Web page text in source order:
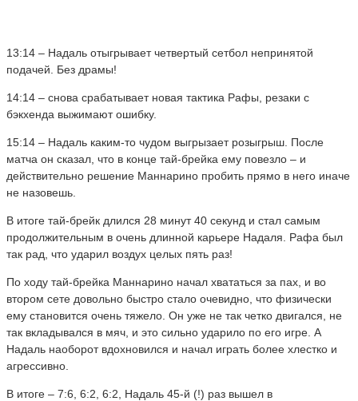
13:14 – Надаль отыгрывает четвертый сетбол непринятой
подачей. Без драмы!
14:14 – снова срабатывает новая тактика Рафы, резаки с
бэкхенда выжимают ошибку.
15:14 – Надаль каким-то чудом выгрызает розыгрыш. После
матча он сказал, что в конце тай-брейка ему повезло – и
действительно решение Маннарино пробить прямо в него иначе
не назовешь.
В итоге тай-брейк длился 28 минут 40 секунд и стал самым
продолжительным в очень длинной карьере Надаля. Рафа был
так рад, что ударил воздух целых пять раз!
По ходу тай-брейка Маннарино начал хвататься за пах, и во
втором сете довольно быстро стало очевидно, что физически
ему становится очень тяжело. Он уже не так четко двигался, не
так вкладывался в мяч, и это сильно ударило по его игре. А
Надаль наоборот вдохновился и начал играть более хлестко и
агрессивно.
В итоге – 7:6, 6:2, 6:2, Надаль 45-й (!) раз вышел в